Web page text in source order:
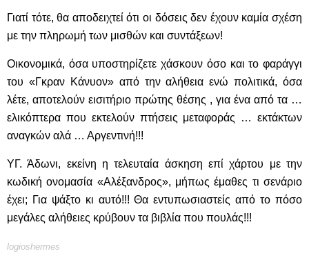
Γιατί τότε, θα αποδειχτεί ότι οι δόσεις δεν έχουν καμία σχέση
με την πληρωμή των μισθών και συντάξεων!
Οικονομικά, όσα υποστηρίζετε χάσκουν όσο και το φαράγγι
του «Γκραν Κάνυον» από την αλήθεια ενώ πολιτικά, όσα
λέτε, αποτελούν εισιτήριο πρώτης θέσης , για ένα από τα …
ελικόπτερα που εκτελούν πτήσεις μεταφοράς … εκτάκτων
αναγκών αλά … Αργεντινή!!!
ΥΓ. Άδωνι, εκείνη η τελευταία άσκηση επί χάρτου με την
κωδική ονομασία «Αλέξανδρος», μήπως έμαθες τι σενάριο
έχει; Για ψάξτο κι αυτό!!! Θα εντυπωσιαστείς από το πόσο
μεγάλες αλήθειες κρύβουν τα βιβλία που πουλάς!!!
logioshermes